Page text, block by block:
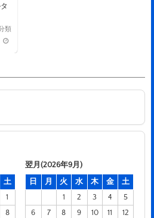
類
土
1
8
翌月(2026年9月)
日
月 火 水 木 金
土
1
2 3 4
5
6
7 8 9 10 11
12